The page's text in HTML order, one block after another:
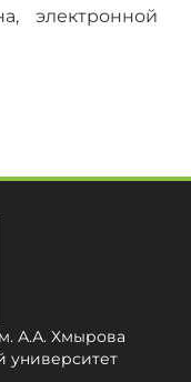
электронной
А.А. Хмырова
университет